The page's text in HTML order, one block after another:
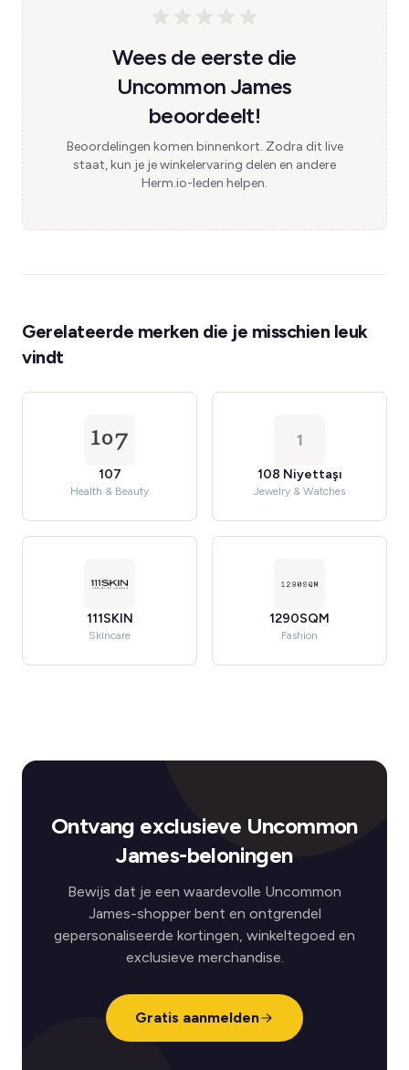
Wees de eerste die
Uncommon James
beoordeelt!
Beoordelingen komen binnenkort. Zodra dit live
staat, kun je je winkelervaring delen en andere
Herm.io-leden helpen.
Gerelateerde merken die je misschien leuk
vindt
107
Health & Beauty
1
108 Niyettaşı
Jewelry & Watches
111SKIN
Skincare
1290SQM
Fashion
Ontvang exclusieve Uncommon
James-beloningen
Bewijs dat je een waardevolle Uncommon
James-shopper bent en ontgrendel
gepersonaliseerde kortingen, winkeltegoed en
exclusieve merchandise.
Gratis aanmelden